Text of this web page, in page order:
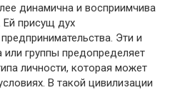
динамична и восприимчива
Ей присущ дух
Эти и
или группы предопределяет
личности, которая может
В такой цивилизации